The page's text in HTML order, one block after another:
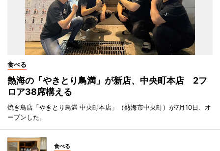
食べる
熱海の「やきとり鳥満」が新店、中央町本店 2フ
ロア38席構える
焼き鳥店「やきとり鳥満 中央町本店」（熱海市中央町）が7月10日、オ
ープンした。
食べる